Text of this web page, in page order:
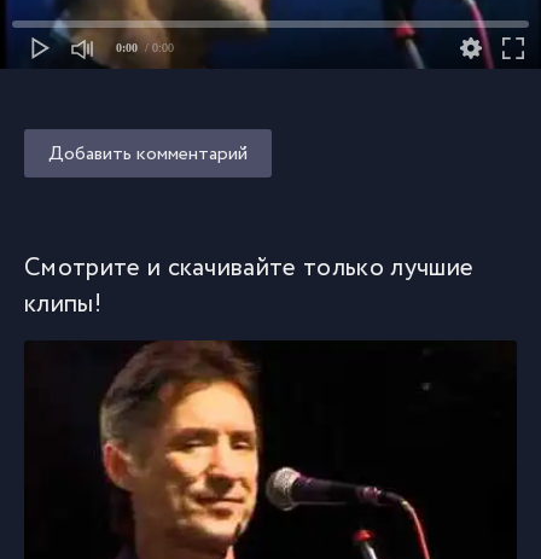
0:00 / 0:00
Добавить комментарий
Смотрите и скачивайте только лучшие
клипы!